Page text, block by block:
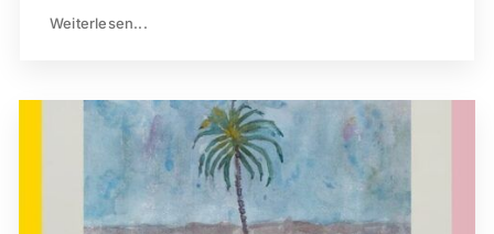
Weiterlesen...